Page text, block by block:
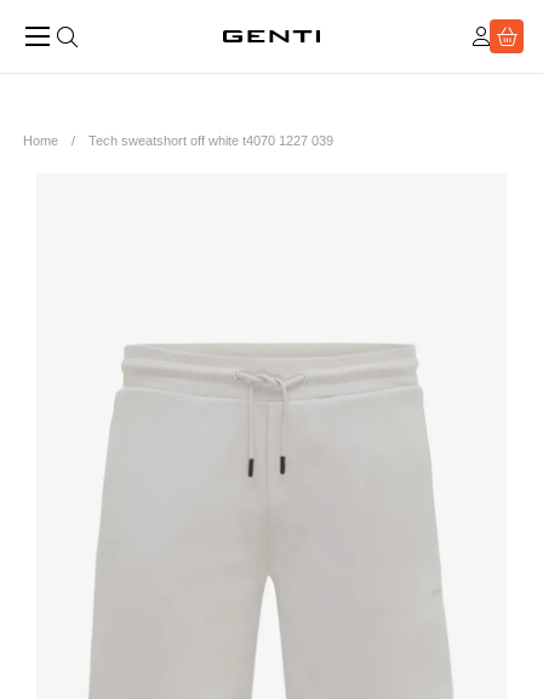
Home Tech sweatshort off white t4070 1227 039